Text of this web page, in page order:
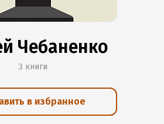
Чебаненко
3 книги
в избранное